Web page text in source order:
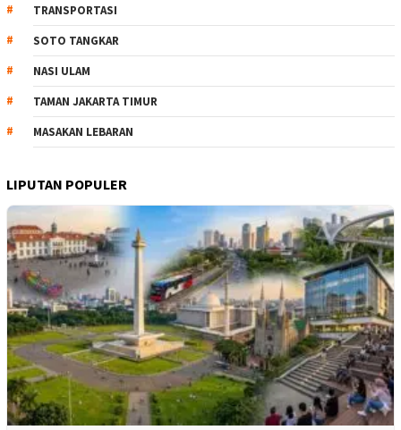
TRANSPORTASI
SOTO TANGKAR
NASI ULAM
TAMAN JAKARTA TIMUR
MASAKAN LEBARAN
LIPUTAN POPULER